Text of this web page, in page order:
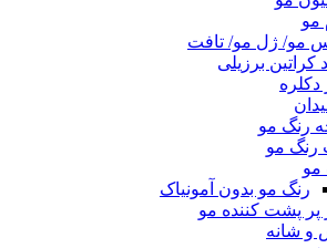
مو
مو/ ژل مو/ تافت
کراتین برزیلی
دکلره
رنگ مو
رنگ مو
مو
رنگ مو بدون آمونیاک
پر پشت کننده مو
و شانه